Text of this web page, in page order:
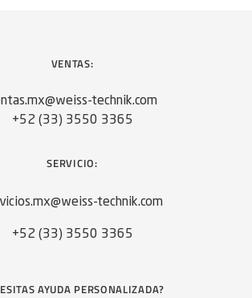
VENTAS:
technik.com
+52 (33) 3550 3365
SERVICIO:
technik.com
+52 (33) 3550 3365
AYUDA PERSONALIZADA?